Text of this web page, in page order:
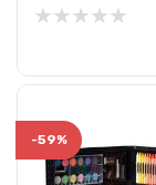
★★★★★
-59%